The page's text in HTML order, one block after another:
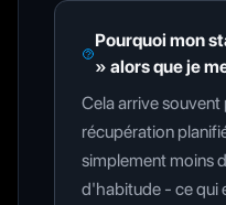
Pourquoi mon
» alors que je
Cela arrive
récupération
simplement moins
d'habitude - ce qui